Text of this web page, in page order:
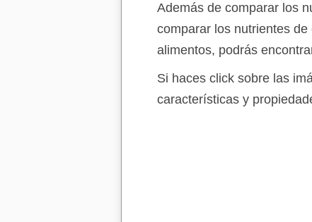
Además de comparar los
comparar los nutrientes
alimentos, podrás
Si haces click sobre las
características y